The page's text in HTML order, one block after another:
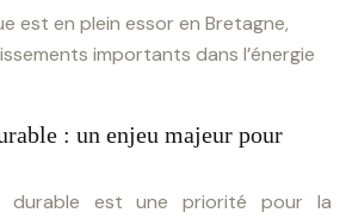
est en plein essor en Bretagne,
importants dans l’énergie
: un enjeu majeur pour
durable est une priorité pour la